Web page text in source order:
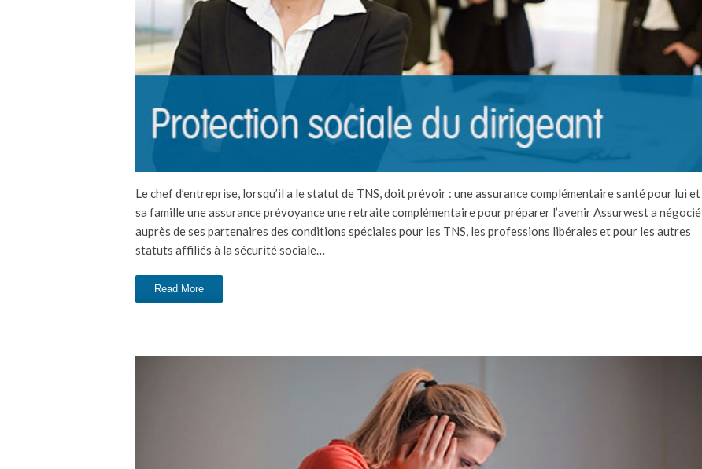
Le chef d’entreprise, lorsqu’il a le statut de TNS, doit prévoir : une assurance complémentaire santé pour lui et
sa famille une assurance prévoyance une retraite complémentaire pour préparer l’avenir Assurwest a négocié
auprès de ses partenaires des conditions spéciales pour les TNS, les professions libérales et pour les autres
statuts affiliés à la sécurité sociale…
Read More